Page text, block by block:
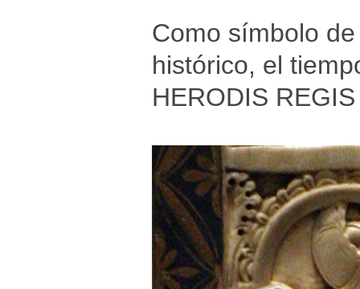
Como símbolo
histórico, el
HERODIS